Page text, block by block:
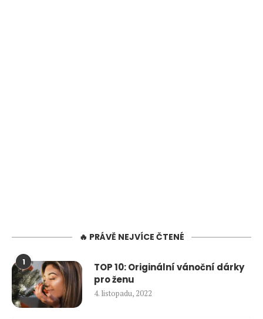
🔥 PRÁVĚ NEJVÍCE ČTENÉ
1
TOP 10: Originální vánoční dárky
pro ženu
4. listopadu, 2022